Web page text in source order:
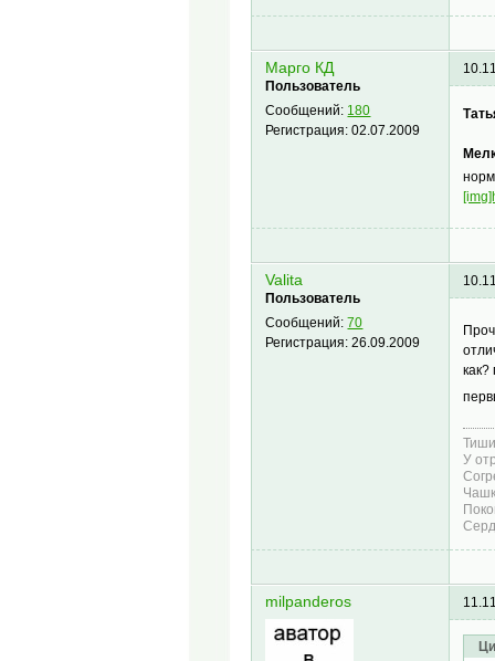
Марго КД
Пользователь
Сообщений: 180
Регистрация:02.07.2009
Valita
Пользователь
Сообщений:70
Регистрация:26.09.2009
У
milpanderos